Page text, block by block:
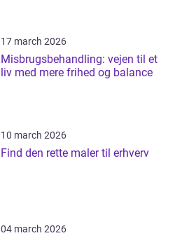
17 march 2026
Misbrugsbehandling: vejen til et
liv med mere frihed og balance
10 march 2026
Find den rette maler til erhverv
04 march 2026